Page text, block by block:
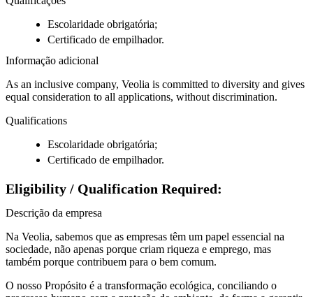
Escolaridade obrigatória;
Certificado de empilhador.
Informação adicional
As an inclusive company, Veolia is committed to diversity and gives
equal consideration to all applications, without discrimination.
Qualifications
Escolaridade obrigatória;
Certificado de empilhador.
Eligibility / Qualification Required:
Descrição da empresa
Na Veolia, sabemos que as empresas têm um papel essencial na
sociedade, não apenas porque criam riqueza e emprego, mas
também porque contribuem para o bem comum.
O nosso Propósito é a transformação ecológica, conciliando o